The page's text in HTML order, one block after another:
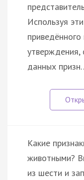
Используя
утверждения,
данных
Какие
животными?
из шести и